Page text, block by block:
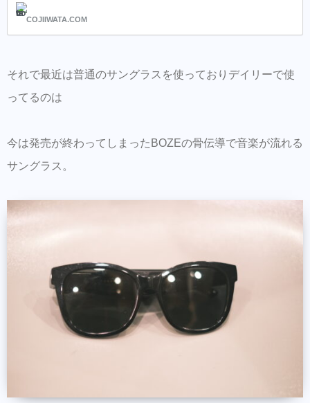
がオススメ
COJIIWATA.COM
それで最近は普通のサングラスを使っておりデイリーで使
ってるのは
今は発売が終わってしまったBOZEの骨伝導で音楽が流れる
サングラス。